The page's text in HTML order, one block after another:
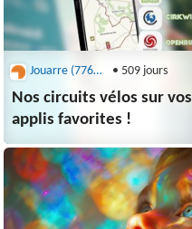
Jouarre (77640) - office de tourisme • 509 jours
Nos circuits vélos sur vos
applis favorites !